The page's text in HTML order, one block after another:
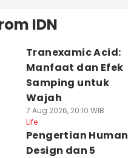
IDN
Tranexamic Acid:
Manfaat dan Efek
Samping untuk
Wajah
7 Aug 2026, 20:10 WIB
Life
Pengertian Human
Design dan 5